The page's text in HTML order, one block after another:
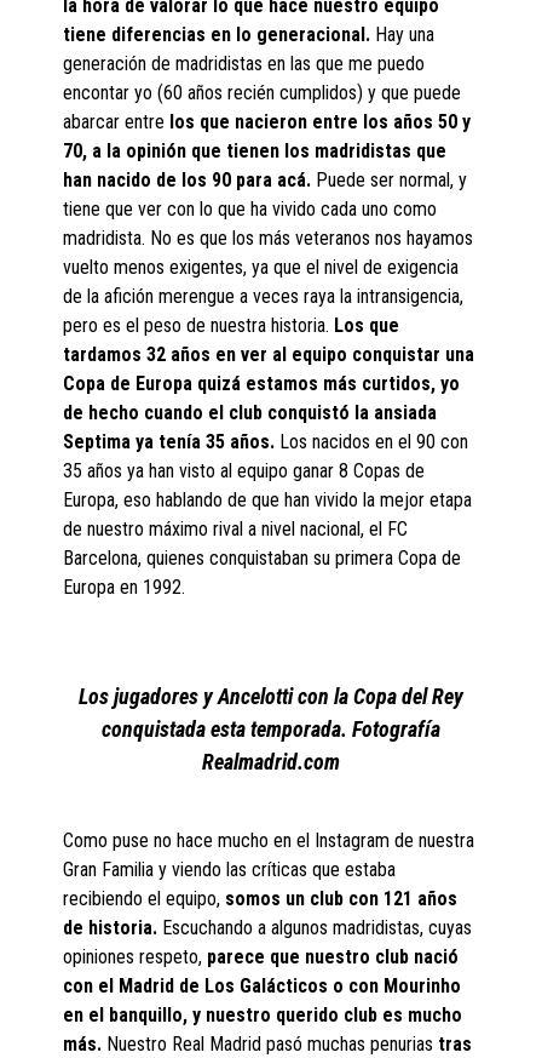
la hora de valorar lo que hace nuestro equipo
tiene diferencias en lo generacional. Hay una
generación de madridistas en las que me puedo
encontar yo (60 años recién cumplidos) y que puede
abarcar entre los que nacieron entre los años 50 y
70, a la opinión que tienen los madridistas que
han nacido de los 90 para acá. Puede ser normal, y
tiene que ver con lo que ha vivido cada uno como
madridista. No es que los más veteranos nos hayamos
vuelto menos exigentes, ya que el nivel de exigencia
de la afición merengue a veces raya la intransigencia,
pero es el peso de nuestra historia. Los que
tardamos 32 años en ver al equipo conquistar una
Copa de Europa quizá estamos más curtidos, yo
de hecho cuando el club conquistó la ansiada
Septima ya tenía 35 años. Los nacidos en el 90 con
35 años ya han visto al equipo ganar 8 Copas de
Europa, eso hablando de que han vivido la mejor etapa
de nuestro máximo rival a nivel nacional, el FC
Barcelona, quienes conquistaban su primera Copa de
Europa en 1992.
Los jugadores y Ancelotti con la Copa del Rey
conquistada esta temporada. Fotografía
Realmadrid.com
Como puse no hace mucho en el Instagram de nuestra
Gran Familia y viendo las críticas que estaba
recibiendo el equipo, somos un club con 121 años
de historia. Escuchando a algunos madridistas, cuyas
opiniones respeto, parece que nuestro club nació
con el Madrid de Los Galácticos o con Mourinho
en el banquillo, y nuestro querido club es mucho
más. Nuestro Real Madrid pasó muchas penurias tras